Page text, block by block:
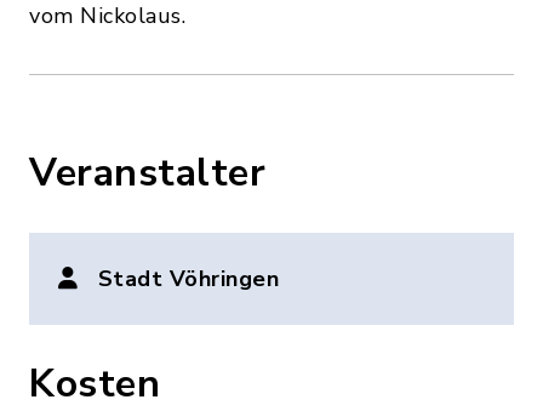
vom Nickolaus.
Veranstalter
Stadt Vöhringen
Kosten